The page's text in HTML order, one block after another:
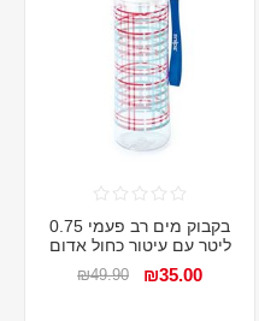
בקבוק מים רב פעמי 0.75
ליטר עם עיטור כחול אדום
₪35.00
₪49.90